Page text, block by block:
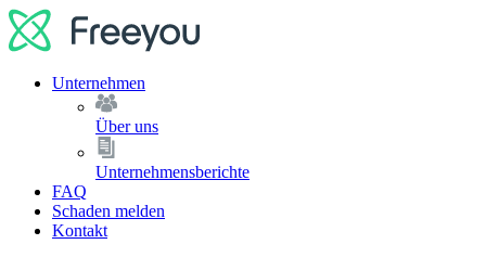
Unternehmen
Über uns
Unternehmensberichte
FAQ
Schaden melden
Kontakt